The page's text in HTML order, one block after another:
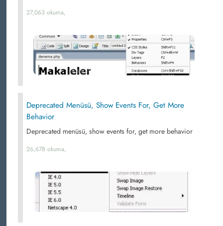
27,063 okuma,
Deprecated Menüsü, Show Events For, Get More
Behavior
Deprecated menüsü, show events for, get more behavior
26,678 okuma,